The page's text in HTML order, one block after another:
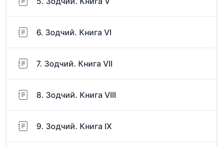
6. Зодчий. Книга VI
7. Зодчий. Книга VII
8. Зодчий. Книга VIII
9. Зодчий. Книга IX